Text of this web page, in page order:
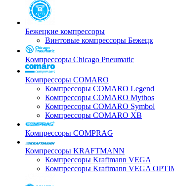
Бежецкие компрессоры
Винтовые компрессоры Бежецк
Компрессоры Chicago Pneumatic
Компрессоры COMARO
Компрессоры COMARO Legend
Компрессоры COMARO Mythos
Компрессоры COMARO Symbol
Компрессоры COMARO XB
Компрессоры COMPRAG
Компрессоры KRAFTMANN
Компрессоры Kraftmann VEGA
Компрессоры Kraftmann VEGA